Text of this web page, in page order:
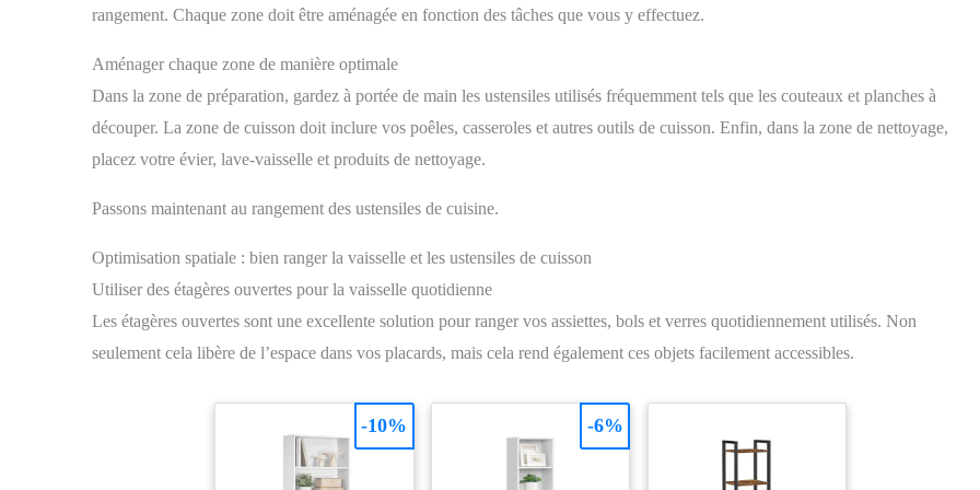
place. Pratique pour un usage
quotidien, rend tout plus beau
de chaque organisateur en un
faciles à nettoyer, il suffit de les
essuyer ou de les rincer
maison ou au bureau, ces
Radikor sont la solution idéale
tiroirs
rangement. Chaque zone doit être aménagée en fonction des tâches que vous y effectuez.
Aménager chaque zone de manière optimale
Dans la zone de préparation, gardez à portée de main les ustensiles utilisés fréquemment tels que les couteaux et planches à
découper. La zone de cuisson doit inclure vos poêles, casseroles et autres outils de cuisson. Enfin, dans la zone de nettoyage,
placez votre évier, lave-vaisselle et produits de nettoyage.
Passons maintenant au rangement des ustensiles de cuisine.
Optimisation spatiale : bien ranger la vaisselle et les ustensiles de cuisson
Utiliser des étagères ouvertes pour la vaisselle quotidienne
Les étagères ouvertes sont une excellente solution pour ranger vos assiettes, bols et verres quotidiennement utilisés. Non
seulement cela libère de l’espace dans vos placards, mais cela rend également ces objets facilement accessibles.
-10% -6%